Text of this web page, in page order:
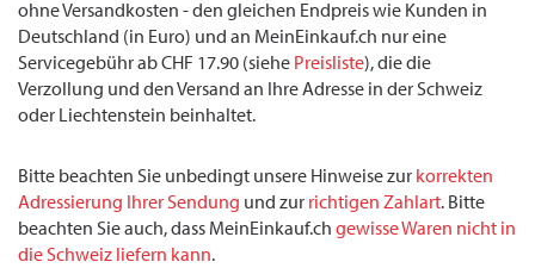
ohne Versandkosten - den gleichen Endpreis wie Kunden in
Deutschland (in Euro) und an MeinEinkauf.ch nur eine
Servicegebühr ab CHF 17.90 (siehe Preisliste), die die
Verzollung und den Versand an Ihre Adresse in der Schweiz
oder Liechtenstein beinhaltet.
Bitte beachten Sie unbedingt unsere Hinweise zur korrekten
Adressierung Ihrer Sendung und zur richtigen Zahlart. Bitte
beachten Sie auch, dass MeinEinkauf.ch gewisse Waren nicht in
die Schweiz liefern kann.